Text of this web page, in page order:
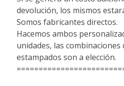
devolución, los mismos
Somos fabricantes directos.
Hacemos ambos
unidades, las combinaciones
estampados son a elección.